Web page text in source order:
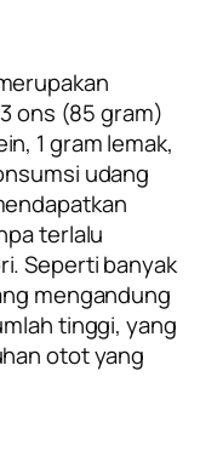
ons (85 gram)
1 gram lemak,
udang
terlalu
Seperti banyak
mengandung
tinggi, yang
otot yang